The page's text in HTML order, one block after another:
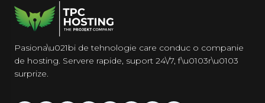
Pasiona\u021bi de tehnologie care conduc o companie
de hosting. Servere rapide, suport 24\/7, f\u0103r\u0103
surprize.